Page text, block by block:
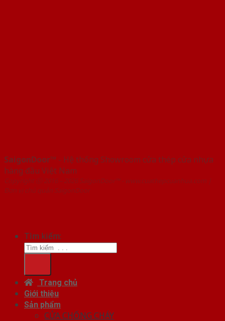
SaigonDoor™ - Hệ thống Showroom cửa thép cửa nhựa
hàng đầu Việt Nam
Copyright ⓒ 2016 – 2026 SaigonDoor™ - www.cuathepcuanhua.com |
Đơn vị chủ quản SaigonDoor
Tìm kiếm:
Trang chủ
Giới thiệu
Sản phẩm
CỬA CHỐNG CHÁY